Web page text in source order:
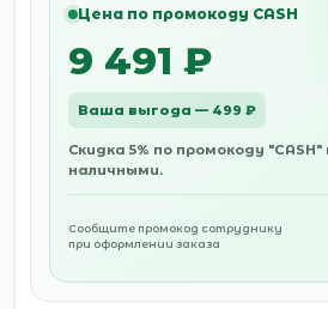
Цена по промокоду CASH
9 491 ₽
Ваша выгода — 499 ₽
Скидка 5% по промокоду
наличными.
Сообщите промокод сотруднику
при оформлении заказа